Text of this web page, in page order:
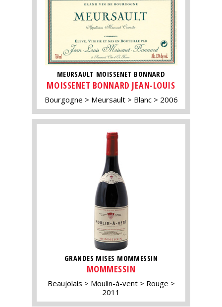
MEURSAULT MOISSENET BONNARD
MOISSENET BONNARD JEAN-LOUIS
Bourgogne Meursault Blanc 2006
GRANDES MISES MOMMESSIN
MOMMESSIN
Beaujolais Moulin-à-vent
Rouge
2011